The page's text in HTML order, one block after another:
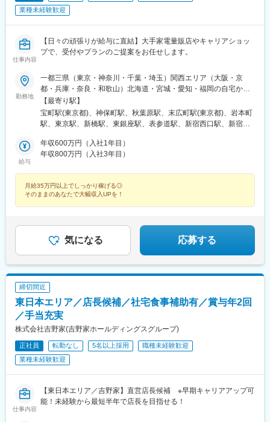
駅、田丸駅、大網駅、福島駅(大阪環状線)、五稜郭駅、羽前大山
駅、祖師ケ谷大蔵駅、黒川駅(愛知県)、富良野駅、武佐駅(北海
道)、西大井駅、幡ケ谷駅、土浦駅、つくば駅、信濃吉田駅、岩村
田駅、新鉾田駅、港南台駅、戸塚駅、西九条駅、上新庄駅、江坂
駅、尾崎駅、天神橋筋六丁目駅、東水戸駅、日立駅、南中郷駅、
駅、みつわ台駅、川口元郷駅、塚田駅、相模大野駅、近鉄郡山
駅、大和駅(神奈川県)、八街駅、豊中駅、和泉府中駅、東金駅、林
崎松江海岸駅、学研奈良登美ケ丘駅、東我孫子駅、たまプラーザ
駅、南流山駅、堀切菖蒲園駅、淀駅、石田駅(京都府)、東海学園前
駅、人吉温泉駅、青山駅(岩手県)、藤崎宮前駅、中野島駅、初富
宮北口駅、清水駅(愛知県)、蒔田駅、武蔵溝ノ口駅、大阪上本町
駅、吹田駅(阪急線)、萩ノ茶屋駅、大阪城公園駅、代官山駅、五反
茶ノ水駅、池ノ上駅、護国寺駅、神戸駅(兵庫県)、富士宮駅、三宮
芦花公園駅、東宮原駅、鳴尾・武庫川女子大前駅、郡山駅(奈良
県)、鰭ケ崎駅、人吉駅、通町筋駅、鎌ケ谷駅、東大手駅、溝の口
駅、四天王寺前夕陽ケ丘駅、今池駅(大阪府)、黄金町駅、東神奈川
駅、杉並町駅、上中里駅、神谷町駅、新小平駅、小川町駅(東京
都)、代々木上原駅、高速神戸駅、三宮駅(神戸市営)、勝田台駅、
戸越銀座駅、国会議事堂前駅、新福島駅、江戸川橋駅、久寿川
駅、熊本城・市役所前駅
業種未経験歓迎
仕事内容
【日々の頑張りが給与に直結】大手家電量販店やキャリアショッ
プで、受付やプランのご提案をお任せします。
勤務地
一都三県（東京・神奈川・千葉・埼玉）関西エリア（大阪・京
都・兵庫・奈良・和歌山）北海道・宮城・愛知・福岡の自宅から
60分圏内の勤務地に配属します。★転居を伴う転勤はありません
北海道、宮城、愛知、福岡については、拠点の立ち上げや拠点長
ポジションなども視野に入れた、幹部候補採用として募集を行っ
だける方を採用したいと考えています！《東京本社》東京都中央
区銀座1丁目19番12号 銀座グラスゲート7F・都営浅草線『宝町
番出口より徒歩6分・東京メトロ有楽町線『銀座一丁目駅』10番
出口より徒歩6分・東京メトロ日比谷線『東銀座駅』3番出口より
徒歩7分・JR京浜東北線『有楽町駅』京橋口より徒歩12分
【最寄り駅】
宝町駅(東京都)、神保町駅、秋葉原駅、末広町駅(東京都)、岩本町
駅、東京駅、新橋駅、東銀座駅、表参道駅、新宿西口駅、新宿三
大森海岸駅、緑が丘駅(東京都)、糀谷駅、上北沢駅、渋谷駅、志茂
駅、ときわ台駅(東京都)、大泉学園駅、練馬高野台駅、東武練馬
駅、谷保駅、昭島駅、成瀬駅、武蔵小金井駅、花小金井駅、喜多
見駅、武蔵大和駅、清瀬駅、武蔵砂川駅、若葉台駅、小作駅、セ
中華街駅、上大岡駅、安善駅、二俣川駅、港南台駅、港町駅、武
蔵中原駅、宿河原駅、矢向駅、小田栄駅、相模原駅、古淵駅、横
須賀中央駅、京急久里浜駅、堀ノ内駅、宮山駅、平塚駅、藤沢本
町駅、鴨宮駅、茅ケ崎駅、本厚木駅、愛甲石田駅、鶴間駅、大野
城駅、さがみ野駅、和田河原駅、真鶴駅、都賀駅、京成幕張駅、
蘇我駅、おゆみ野駅、検見川浜駅、千城台駅、松岸駅、国府台
駅、南行徳駅、京成八幡駅、行徳駅、習志野駅、新船橋駅、南船
橋駅、館山駅、木更津駅、松戸駅、五香駅、清水公園駅、茂原
駅、成田駅、京成成田駅、旭駅(千葉県)、谷津駅、北柏駅、高柳
駅、八幡宿駅、南流山駅、安房鴨川駅、新浦安駅、四街道駅、八
街駅、印西牧の原駅、横芝駅、東岩槻駅、東浦和駅、西大宮駅、
大和田駅(埼玉県)、南与野駅、浦和美園駅、本川越駅、石原駅(埼
玉県)、南鳩ケ谷駅、川口元郷駅、東川口駅、新井宿駅、東行田
駅、所沢駅、加須駅、本庄駅、東松山駅、北春日部駅、新狭山
駅、久喜駅、花崎駅、北本駅、八潮駅、新三郷駅、坂戸駅(埼玉
県)、上福岡駅、柳瀬川駅、布施駅、千里中央駅(大阪モノレー
給与
年収600万円（入社1年目）
年収800万円（入社3年目）
月給35万円以上でしっかり稼げる◎
そのままのあなたで大幅収入UPを！
気になる 応募する
締切間近
東日本エリア／店長候補／社宅食事補助有／賞与年2回
／手当充実
株式会社吉野家(吉野家ホールディングスグループ)
正社員 転勤なし 5名以上採用
職種未経験歓迎
業種未経験歓迎
仕事内容
【東日本エリア／吉野家】直営店長候補 ※早期キャリアアップ可
能！未経験から最短半年で店長を目指せる！